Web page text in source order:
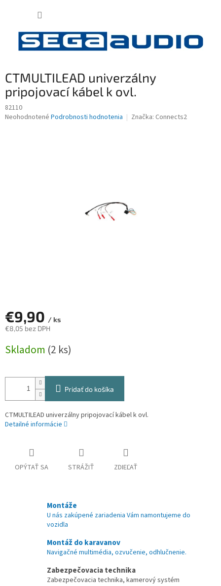
CTMULTILEAD univerzálny
pripojovací kábel k ovl.
82110
Priemerné
Neohodnotené Podrobnosti hodnotenia Značka: Connects2
€9,90 / ks
€8,05 bez DPH
cena:
Skladom (2 ks)
Pridať do košíka
CTMULTILEAD univerzálny pripojovací kábel k ovl.
Detailné informácie
OPÝTAŤ SA STRÁŽIŤ ZDIEĽAŤ
Montáže
U nás zakúpené zariadenia Vám namontujeme do
vozidla
Montáž do karavanov
Navigačné multimédia, ozvučenie, odhlučnenie.
Zabezpečovacia technika
Zabezpečovacia technika, kamerový systém